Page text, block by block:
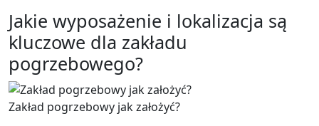
Jakie wyposażenie i lokalizacja są
kluczowe dla zakładu
pogrzebowego?
Zakład pogrzebowy jak założyć?